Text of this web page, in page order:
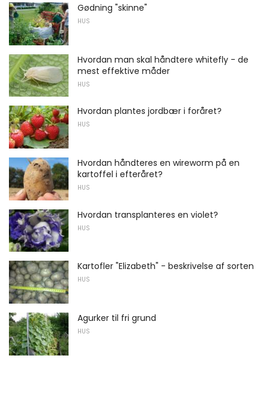
Gødning "skinne"
HUS
Hvordan man skal håndtere whitefly - de
mest effektive måder
HUS
Hvordan plantes jordbær i foråret?
HUS
Hvordan håndteres en wireworm på en
kartoffel i efteråret?
HUS
Hvordan transplanteres en violet?
HUS
Kartofler "Elizabeth" - beskrivelse af sorten
HUS
Agurker til fri grund
HUS